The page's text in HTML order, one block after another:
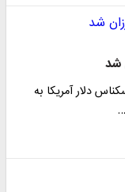
شد
دلار آمریکا به